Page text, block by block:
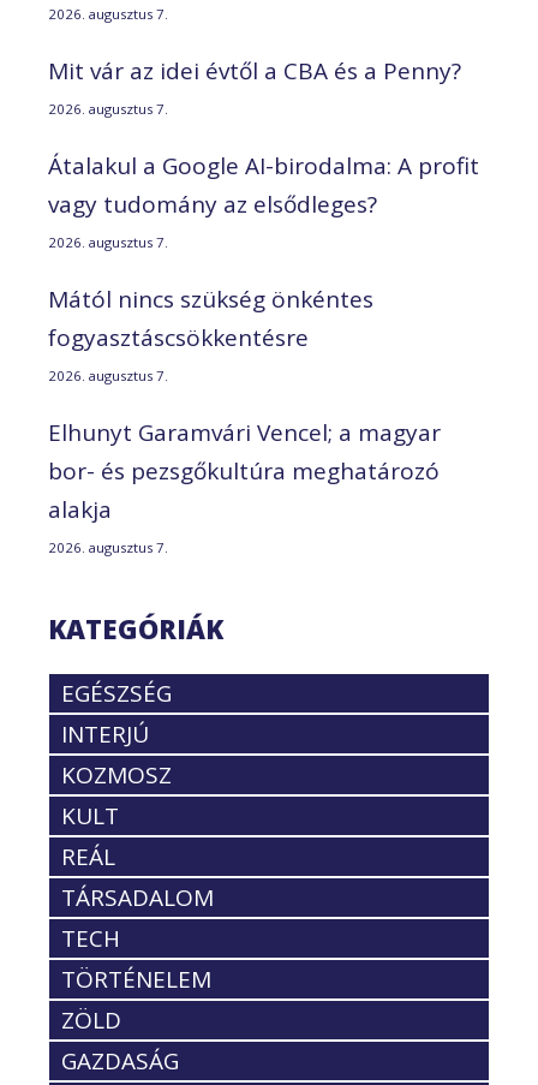
2026. augusztus 7.
Mit vár az idei évtől a CBA és a Penny?
2026. augusztus 7.
Átalakul a Google AI-birodalma: A profit
vagy tudomány az elsődleges?
2026. augusztus 7.
Mától nincs szükség önkéntes
fogyasztáscsökkentésre
2026. augusztus 7.
Elhunyt Garamvári Vencel; a magyar
bor- és pezsgőkultúra meghatározó
alakja
2026. augusztus 7.
KATEGÓRIÁK
EGÉSZSÉG
INTERJÚ
KOZMOSZ
KULT
REÁL
TÁRSADALOM
TECH
TÖRTÉNELEM
ZÖLD
GAZDASÁG